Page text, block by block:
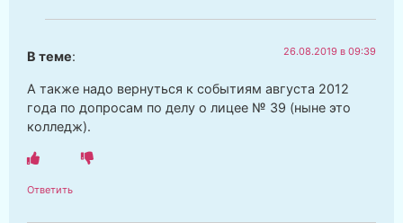
В теме: 26.08.2019 в 09:39
А также надо вернуться к событиям августа 2012
года по допросам по делу о лицее № 39 (ныне это
колледж).
Ответить